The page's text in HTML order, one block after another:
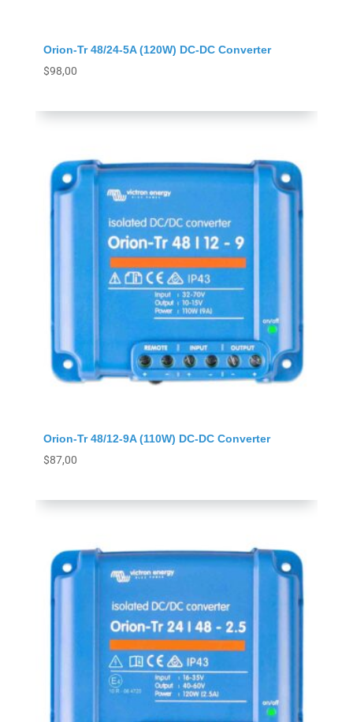
Orion-Tr 48/24-5A (120W) DC-DC Converter
$98,00
Orion-Tr 48/12-9A (110W) DC-DC Converter
$87,00